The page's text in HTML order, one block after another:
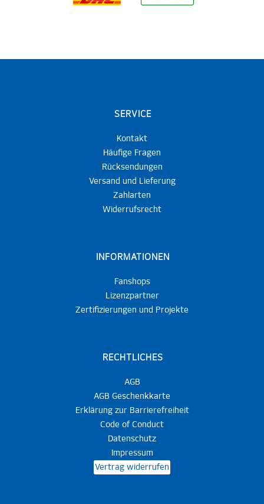
SERVICE
Kontakt
Häufige Fragen
Rücksendungen
Versand und Lieferung
Zahlarten
Widerrufsrecht
INFORMATIONEN
Fanshops
Lizenzpartner
Zertifizierungen und Projekte
RECHTLICHES
AGB
AGB Geschenkkarte
Erklärung zur Barrierefreiheit
Code of Conduct
Datenschutz
Impressum
Vertrag widerrufen